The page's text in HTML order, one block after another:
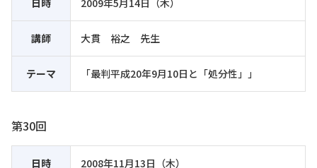
講師 大貫 裕之 先生
テーマ 「最判平成20年9月10日と「処分性」」
第30回
日時 2008年11月13日（木）